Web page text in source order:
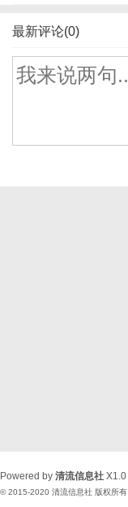
最新评论(0)
Powered by 清流信息社 X1.0
© 2015-2020 清流信息社 版权所有